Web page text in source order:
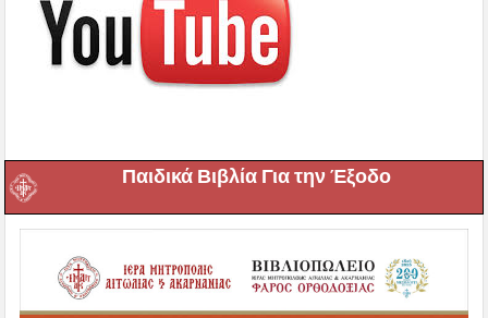
Παιδικά Βιβλία Για την Έξοδο